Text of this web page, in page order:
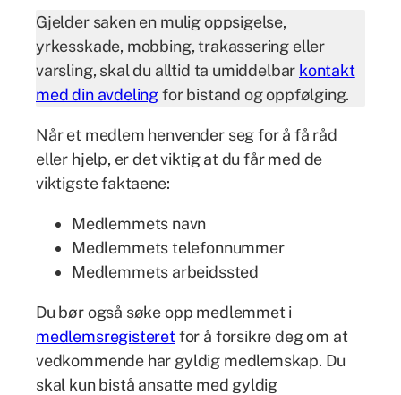
Gjelder saken en mulig oppsigelse,
yrkesskade, mobbing, trakassering eller
varsling, skal du alltid ta umiddelbar kontakt
med din avdelingfor bistand og oppfølging.
Når et medlem henvender seg for å få råd
eller hjelp, er det viktig at du får med de
viktigste faktaene:
Medlemmets navn
Medlemmets telefonnummer
Medlemmets arbeidssted
Du bør også søke opp medlemmet i
medlemsregisteretfor å forsikre deg om at
vedkommende har gyldig medlemskap. Du
skal kun bistå ansatte med gyldig